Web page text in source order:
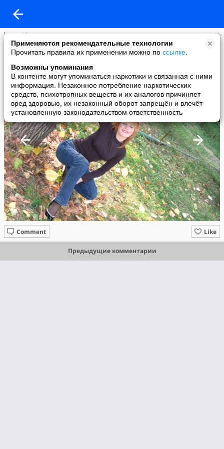
Применяются рекомендательные технологии
Прочитать правила их применении можно по ссылке
Возможны упоминания
В контенте могут упоминаться наркотики и связанная с ними
информация. Незаконное потребление наркотических
средств, психотропных веществ и их аналогов причиняет
вред здоровью, их незаконный оборот запрещён и влечёт
установленную законодательством ответственность
Марина Ярцева
added a photo
19 Dec в 17:15
Like
Comment
Предыдущие комментарии